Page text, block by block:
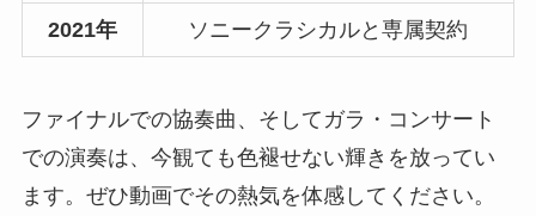
2021年 ソニークラシカルと専属契約
ファイナルでの協奏曲、そしてガラ・コンサート
での演奏は、今観ても色褪せない輝きを放ってい
ます。ぜひ動画でその熱気を体感してください。